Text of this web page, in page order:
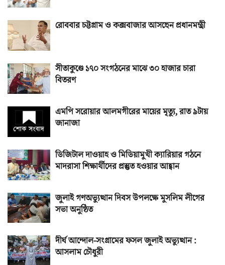
রোববার চট্টগ্রাম ও কক্সবাজার আসছেন প্রধানমন্ত্রী
সীতাকুণ্ডে ১৭০ সংগঠনের মাঝে ৩০ হাজার চারা
বিতরণ
এমপি সরোয়ার আলমগীরের মায়ের মৃত্যু, রাত ৯টায়
জানাজা
ডিজিটাল দাওয়াহ ও মিডিয়ামুখী ক্যারিয়ার গঠনে
মাদরাসা শিক্ষার্থীদের প্রস্তুত হওয়ার আহ্বান
জুলাই গণঅভ্যুত্থান দিবস উপলক্ষে মুসলিম লীগের
সভা অনুষ্ঠিত
দীর্ঘ আন্দোল-সংগ্রামের ফসল জুলাই অভ্যুত্থান :
আসলাম চৌধুরী